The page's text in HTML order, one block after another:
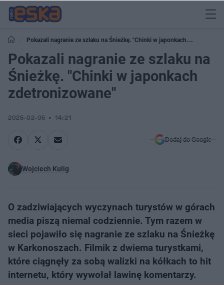
Pokazali nagranie ze szlaku na Śnieżkę. "Chinki w japonkach
zdetronizowane"
Pokazali nagranie ze szlaku na
Śnieżkę. "Chinki w japonkach
zdetronizowane"
2025-02-05 14:21
Dodaj do Google
Wojciech Kulig
O zadziwiających wyczynach turystów w górach
media piszą niemal codziennie. Tym razem w
sieci pojawiło się nagranie ze szlaku na Śnieżkę
w Karkonoszach. Filmik z dwiema turystkami,
które ciągnęły za sobą walizki na kółkach to hit
internetu, który wywołał lawinę komentarzy.